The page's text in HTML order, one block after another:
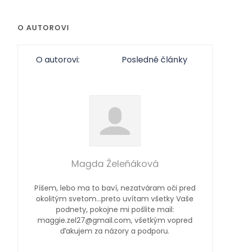
O AUTOROVI
O autorovi: Posledné články
Magda Želeňáková
Píšem, lebo ma to baví, nezatváram oči pred
okolitým svetom…preto uvítam všetky Vaše
podnety, pokojne mi pošlite mail:
maggie.zel27@gmail.com, všetkým vopred
ďakujem za názory a podporu.